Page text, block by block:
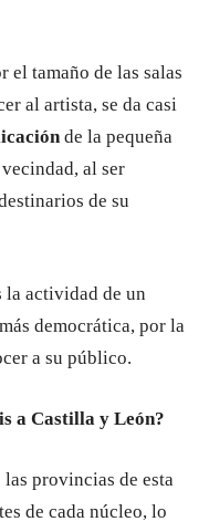
el tamaño de las salas
al artista, se da casi
de la pequeña
al ser
de su
la actividad de un
democrática, por la
a su público.
a Castilla y León?
provincias de esta
de cada núcleo, lo